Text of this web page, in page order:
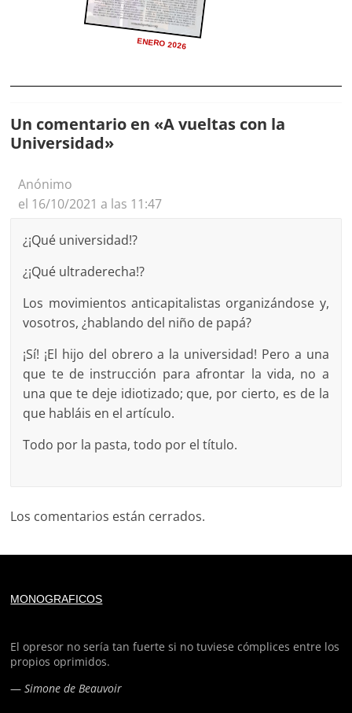
ENERO 2026
Un comentario en «A vueltas con la
Universidad»
Anónimo
el 16/10/2021 a las 11:47
¿¡Qué universidad!?
¿¡Qué ultraderecha!?
Los movimientos anticapitalistas organizándose y,
vosotros, ¿hablando del niño de papá?
¡Sí! ¡El hijo del obrero a la universidad! Pero a una
que te de instrucción para afrontar la vida, no a
una que te deje idiotizado; que, por cierto, es de la
que habláis en el artículo.
Todo por la pasta, todo por el título.
Los comentarios están cerrados.
MONOGRAFICOS
El opresor no sería tan fuerte si no tuviese cómplices entre los
propios oprimidos.
—Simone de Beauvoir
of type string is deprecated in
rgpd/lib/vendor/Mustache/Tokenizer.phpon line110
Deprecated : trim(): Passing null to parameter #1 ($string)